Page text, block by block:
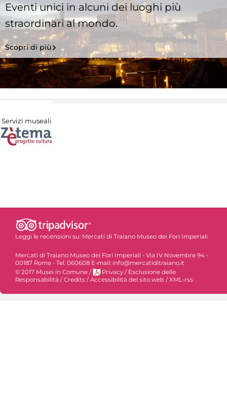
Eventi unici in alcuni dei luoghi più
straordinari al mondo.
Scopri di più
Servizi museali
Leggi le recensioni su: Mercati di Traiano Museo dei Fori Imperiali
Mercati di Traiano Museo dei Fori Imperiali - Via IV Novembre 94 -
00187 Roma - Tel. 060608 E-mail: info@mercatiditraiano.it
© 2017 Musei in Comune / Privacy / Esclusione delle
Responsabilità /Credits /Accessibilità del sito web /XML-rss